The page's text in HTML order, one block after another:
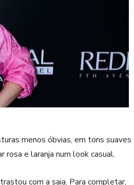
menos óbvias, em tons suaves
rosa e laranja num look casual.
com a saia. Para completar,